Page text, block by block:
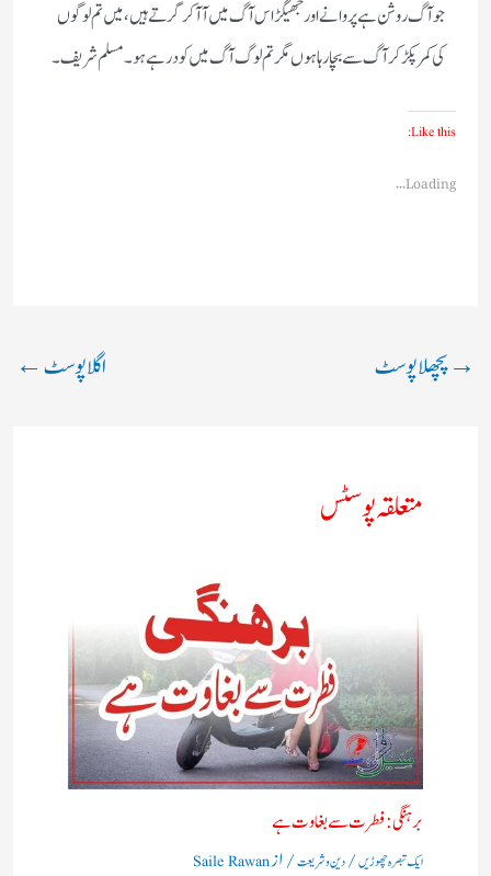
جو آگ روشن ہے پروانے اور جھیگڑ اس آگ میں آ آ کر گرتے ہیں، میں تم لوگوں
کی کمر پکڑ کر آگ سے بچا رہا ہوں مگر تم لوگ آگ میں کود رہے ہو۔ مسلم شریف ۔
Like this:
Loading...
→پچھلا پوسٹ اگلا پوسٹ←
متعلقہ پوسٹس
برہنگی : فطرت سے بغاوت ہے
ایک تبصرہ چھوڑیں/دین و شریعت/ ازSaile Rawan